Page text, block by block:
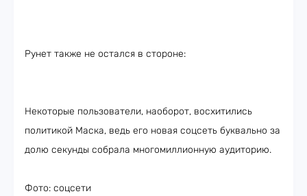
Рунет также не остался в стороне:
Некоторые пользователи, наоборот, восхитились
политикой Маска, ведь его новая соцсеть буквально за
долю секунды собрала многомиллионную аудиторию.
Фото: соцсети